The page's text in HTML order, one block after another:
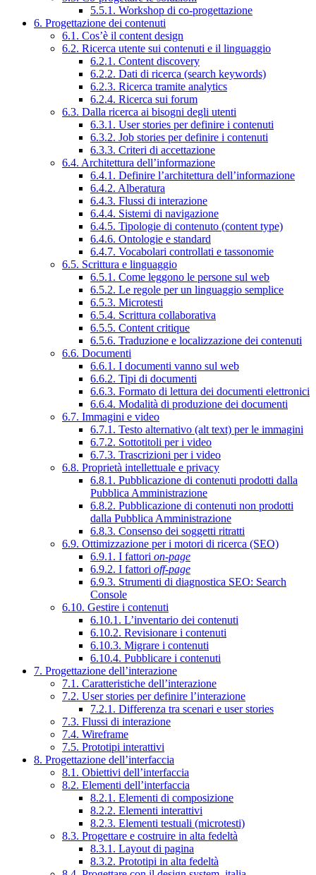
5.5.1. Workshop di co-progettazione
6. Progettazione dei contenuti
6.1. Cos’è il content design
6.2. Ricerca utente sui contenuti e il linguaggio
6.2.1. Content discovery
6.2.2. Dati di ricerca (search keywords)
6.2.3. Ricerca tramite analytics
6.2.4. Ricerca sui forum
6.3. Dalla ricerca ai bisogni degli utenti
6.3.1. User stories per definire i contenuti
6.3.2. Job stories per definire i contenuti
6.3.3. Criteri di accettazione
6.4. Architettura dell’informazione
6.4.1. Definire l’architettura dell’informazione
6.4.2. Alberatura
6.4.3. Flussi di interazione
6.4.4. Sistemi di navigazione
6.4.5. Tipologie di contenuto (content type)
6.4.6. Ontologie e standard
6.4.7. Vocabolari controllati e tassonomie
6.5. Scrittura e linguaggio
6.5.1. Come leggono le persone sul web
6.5.2. Le regole per un linguaggio semplice
6.5.3. Microtesti
6.5.4. Scrittura collaborativa
6.5.5. Content critique
6.5.6. Traduzione e localizzazione dei contenuti
6.6. Documenti
6.6.1. I documenti vanno sul web
6.6.2. Tipi di documenti
6.6.3. Formato di lettura dei documenti elettronici
6.6.4. Modalità di produzione dei documenti
6.7. Immagini e video
6.7.1. Testo alternativo (alt text) per le immagini
6.7.2. Sottotitoli per i video
6.7.3. Trascrizioni per i video
6.8. Proprietà intellettuale e privacy
6.8.1. Pubblicazione di contenuti prodotti dalla
Pubblica Amministrazione
6.8.2. Pubblicazione di contenuti non prodotti
dalla Pubblica Amministrazione
6.8.3. Consenso dei soggetti ritratti
6.9. Ottimizzazione per i motori di ricerca (SEO)
6.9.1. I fattori on-page
6.9.2. I fattori off-page
6.9.3. Strumenti di diagnostica SEO: Search
Console
6.10. Gestire i contenuti
6.10.1. L’inventario dei contenuti
6.10.2. Revisionare i contenuti
6.10.3. Migrare i contenuti
6.10.4. Pubblicare i contenuti
7. Progettazione dell’interazione
7.1. Caratteristiche dell’interazione
7.2. User stories per definire l’interazione
7.2.1. Differenza tra scenari e user stories
7.3. Flussi di interazione
7.4. Wireframe
7.5. Prototipi interattivi
8. Progettazione dell’interfaccia
8.1. Obiettivi dell’interfaccia
8.2. Elementi dell’interfaccia
8.2.1. Elementi di composizione
8.2.2. Elementi interattivi
8.2.3. Elementi testuali (microtesti)
8.3. Progettare e costruire in alta fedeltà
8.3.1. Layout di pagina
8.3.2. Prototipi in alta fedeltà